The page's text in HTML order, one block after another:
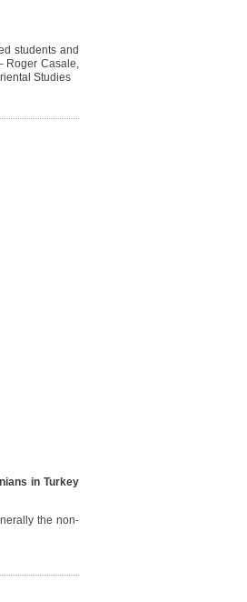
students and
Roger Casale,
Studies
in Turkey
the non-